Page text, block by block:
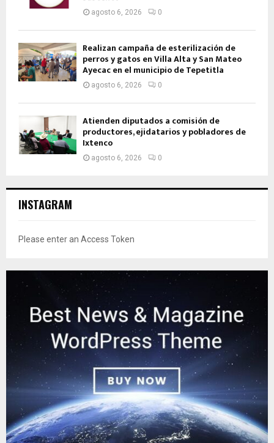
agosto 6, 2026 0
Realizan campaña de esterilización de
perros y gatos en Villa Alta y San Mateo
Ayecac en el municipio de Tepetitla
agosto 6, 2026 0
Atienden diputados a comisión de
productores, ejidatarios y pobladores de
Ixtenco
agosto 6, 2026 0
INSTAGRAM
Please enter an Access Token